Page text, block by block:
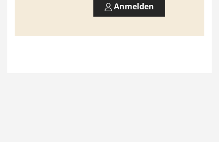
Anmelden